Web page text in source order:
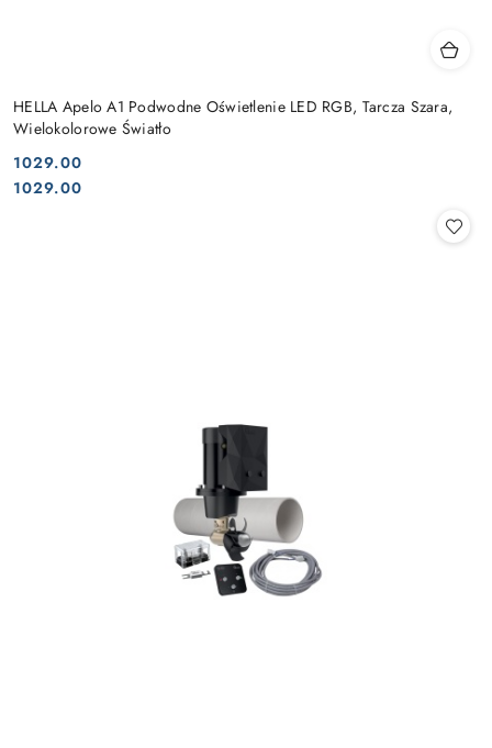
HELLA Apelo A1 Podwodne Oświetlenie LED RGB, Tarcza Szara,
Wielokolorowe Światło
Cena:
1029.00
Cena:
1029.00